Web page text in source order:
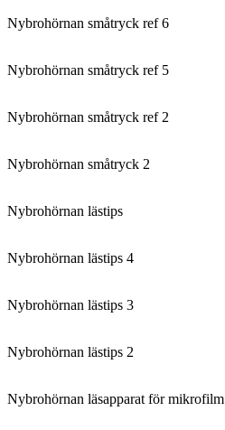
Nybrohörnan småtryck ref 6
Nybrohörnan småtryck ref 5
Nybrohörnan småtryck ref 2
Nybrohörnan småtryck 2
Nybrohörnan lästips
Nybrohörnan lästips 4
Nybrohörnan lästips 3
Nybrohörnan lästips 2
Nybrohörnan läsapparat för mikrofilm